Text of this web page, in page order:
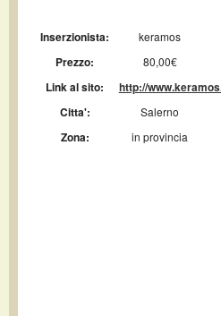
Inserzionista: keramos
Prezzo: 80,00€
Link al sito:
http://
Citta':
Salerno
Zona: in provincia